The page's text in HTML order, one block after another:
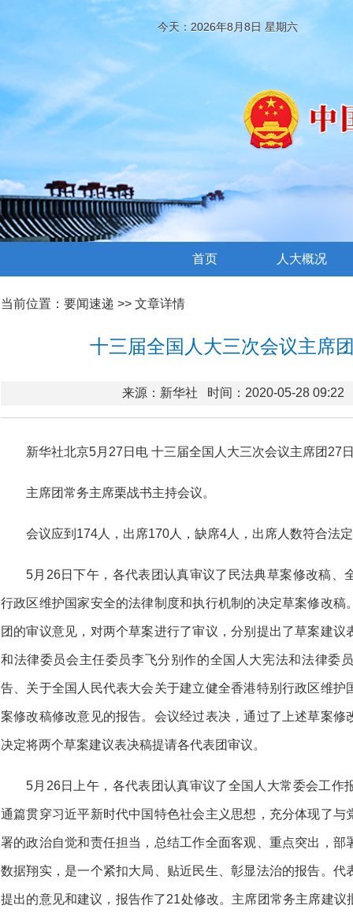
今天：2026年8月8日 星期六
首页 人大概况
当前位置： 要闻速递 >> 文章详情
十三届全国人大三次会议主席
来源：新华社 时间：2020-05-28 09:22
新华社北京5月27日电 十三届全国人大三次会议主席团27
主席团常务主席栗战书主持会议。
会议应到174人，出席170人，缺席4人，出席人数符合法
5月26日下午，各代表团认真审议了民法典草案修改稿、
行政区维护国家安全的法律制度和执行机制的决定草案修改
团的审议意见，对两个草案进行了审议，分别提出了草案建
和法律委员会主任委员李飞分别作的全国人大宪法和法律委
告、关于全国人民代表大会关于建立健全香港特别行政区维
案修改稿修改意见的报告。会议经过表决，通过了上述草案
决定将两个草案建议表决稿提请各代表团审议。
5月26日上午，各代表团认真审议了全国人大常委会工作
通篇贯穿习近平新时代中国特色社会主义思想，充分体现了
署的政治自觉和责任担当，总结工作全面客观、重点突出，
数据翔实，是一个紧扣大局、贴近民生、彰显法治的报告。
提出的意见和建议，报告作了21处修改。主席团常务主席建